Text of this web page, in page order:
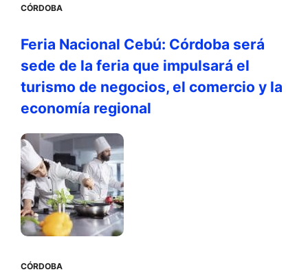
CÓRDOBA
Feria Nacional Cebú: Córdoba será
sede de la feria que impulsará el
turismo de negocios, el comercio y la
economía regional
CÓRDOBA